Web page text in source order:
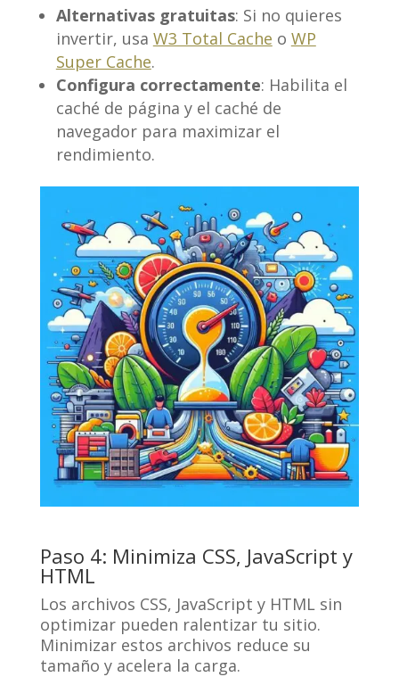
Alternativas gratuitas: Si no quieres
invertir, usa W3 Total Cache o WP
Super Cache.
Configura correctamente: Habilita el
caché de página y el caché de
navegador para maximizar el
rendimiento.
Paso 4: Minimiza CSS, JavaScript y
HTML
Los archivos CSS, JavaScript y HTML sin
optimizar pueden ralentizar tu sitio.
Minimizar estos archivos reduce su
tamaño y acelera la carga.